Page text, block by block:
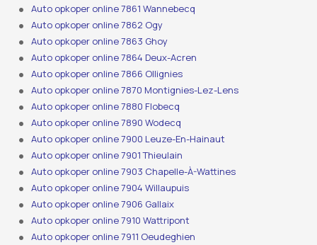
Auto opkoper online 7861 Wannebecq
Auto opkoper online 7862 Ogy
Auto opkoper online 7863 Ghoy
Auto opkoper online 7864 Deux-Acren
Auto opkoper online 7866 Ollignies
Auto opkoper online 7870 Montignies-Lez-Lens
Auto opkoper online 7880 Flobecq
Auto opkoper online 7890 Wodecq
Auto opkoper online 7900 Leuze-En-Hainaut
Auto opkoper online 7901 Thieulain
Auto opkoper online 7903 Chapelle-À-Wattines
Auto opkoper online 7904 Willaupuis
Auto opkoper online 7906 Gallaix
Auto opkoper online 7910 Wattripont
Auto opkoper online 7911 Oeudeghien